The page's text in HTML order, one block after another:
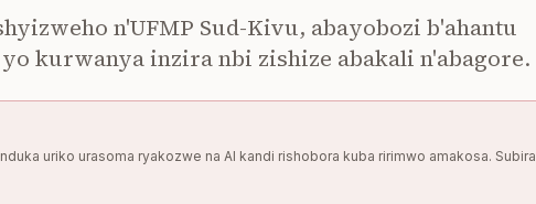
n'UFMP Sud-Kivu, abayobozi b'ahantu
kurwanya inzira nbi zishize abakali n'abagore.
uriko urasoma ryakozwe na AI kandi rishobora kuba ririmwo amakosa. Subira